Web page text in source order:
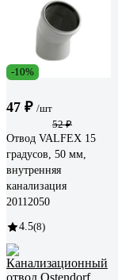
-10%
47 ₽ /шт
52 ₽
Отвод VALFEX 15
градусов, 50 мм,
внутренняя
канализация
20112050
4.5(8)